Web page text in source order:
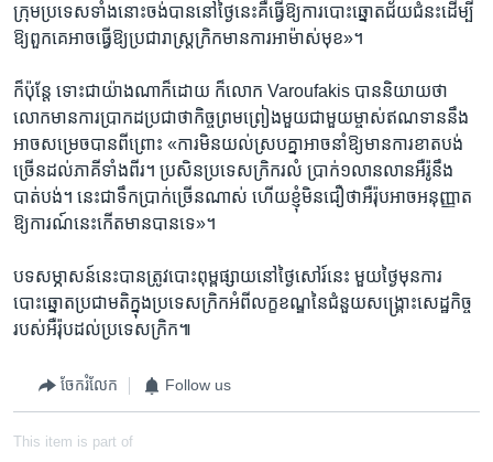
ក្រុម​ប្រទេស​ទាំង​នោះ​ចង់​បាន​នៅ​ថ្ងៃ​នេះ​គឺ​ធ្វើ​ឱ្យ​ការ​បោះឆ្នោត​ជ័យជំនះ​ដើម្បី​
ឱ្យ​ពួកគេ​អាច​ធ្វើ​ឱ្យ​ប្រជារាស្ត្រ​ក្រិក​មាន​ការ​អាម៉ាស់មុខ»។
ក៏ប៉ុន្តែ ​ទោះ​ជា​យ៉ាង​ណា​ក៏​ដោយ​ ក៏លោក Varoufakis បាន​និយាយ​ថា​
លោក​មាន​ការ​ប្រាកដប្រជា​ថា​កិច្ច​ព្រមព្រៀង​មួយ​ជាមួយ​ម្ចាស់​ឥណទាន​នឹង​
អាច​សម្រេច​បាន​ពីព្រោះ «ការ​មិន​យល់ស្រប​គ្នា​អាច​នាំ​ឱ្យ​មាន​ការ​ខាត​បង់
ច្រើន​ដល់​ភាគី​ទាំង​ពីរ។ ប្រសិន​ប្រទេស​ក្រិក​រលំ​ ប្រាក់​១លាន​លាន​អឺរ៉ូ​នឹង​
បាត់បង់។ ​នេះ​ជា​ទឹក​ប្រាក់​ច្រើន​ណាស់​ ហើយ​ខ្ញុំ​មិន​ជឿ​ថា​អឺរ៉ុប​អាច​អនុញ្ញាត​
ឱ្យ​ការណ៍​នេះ​កើត​មាន​បាន​ទេ»។
បទ​សម្ភាសន៍​នេះ​បាន​ត្រូវ​បោះពុម្ព​ផ្សាយ​នៅ​ថ្ងៃ​សៅរ៍​នេះ មួយ​ថ្ងៃ​មុន​ការ​
បោះឆ្នោត​ប្រជាមតិ​ក្នុងប្រទេស​ក្រិក​អំពី​លក្ខខណ្ឌនៃ​ជំនួយ​សង្គ្រោះ​សេដ្ឋកិច្ច​
របស់​អឺរ៉ុប​ដល់​ប្រទេស​ក្រិក៕
ចែករំលែក Follow us
This item is part of